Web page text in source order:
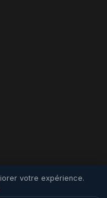
votre expérience.